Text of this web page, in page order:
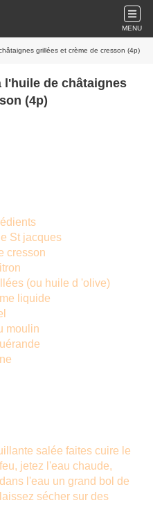
MENU
grillées et crème de cresson (4p)
l'huile de châtaignes
(4p)
St jacques
cresson
(ou huile d 'olive)
liquide
moulin
salée faites cuire le
jetez l'eau chaude,
l'eau un grand bol de
sécher sur des